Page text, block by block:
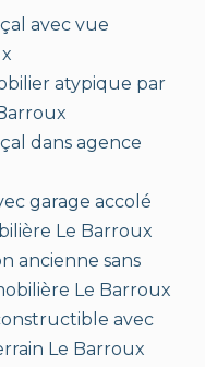
avec vue
atypique par
dans agence
garage accolé
Le Barroux
ancienne sans
Le Barroux
avec
Le Barroux